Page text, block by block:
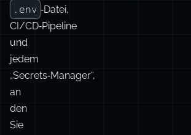
.env ‑Datei,
CI/CD‑Pipeline
und
jedem
„Secrets‑Manager“,
an
den
Sie